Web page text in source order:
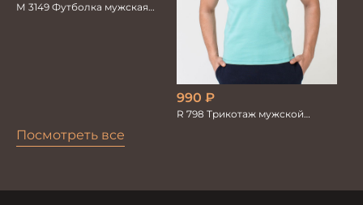
Посмотреть все
М 3149 Футболка мужская
990 ₽
R 798 Трикотаж мужской